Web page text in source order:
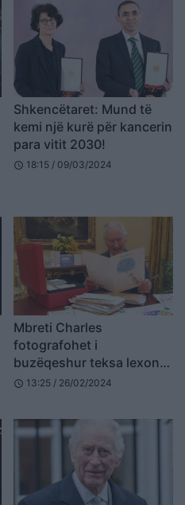
Shkencëtaret: Mund të
kemi një kurë për kancerin
para vitit 2030!
schedule 18:15 / 09/03/2024
Mbreti Charles
fotografohet i
buzëqeshur teksa lexon
urimet për shërim!
schedule 13:25 / 26/02/2024